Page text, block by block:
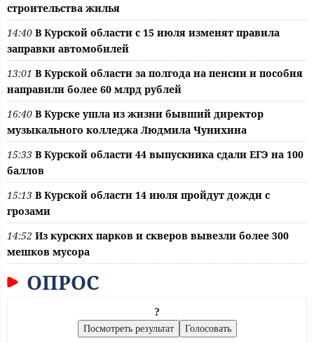
строительства жилья
14:40 В Курской области с 15 июля изменят правила
заправки автомобилей
13:01 В Курской области за полгода на пенсии и пособия
направили более 60 млрд рублей
16:40 В Курске ушла из жизни бывший директор
музыкального колледжа Людмила Чунихина
15:33 В Курской области 44 выпускника сдали ЕГЭ на 100
баллов
15:13 В Курской области 14 июля пройдут дожди с
грозами
14:52 Из курских парков и скверов вывезли более 300
мешков мусора
ОПРОС
?